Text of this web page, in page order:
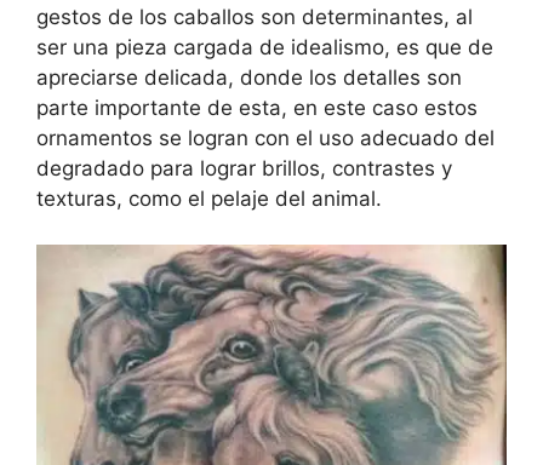
gestos de los caballos son determinantes, al
ser una pieza cargada de idealismo, es que de
apreciarse delicada, donde los detalles son
parte importante de esta, en este caso estos
ornamentos se logran con el uso adecuado del
degradado para lograr brillos, contrastes y
texturas, como el pelaje del animal.